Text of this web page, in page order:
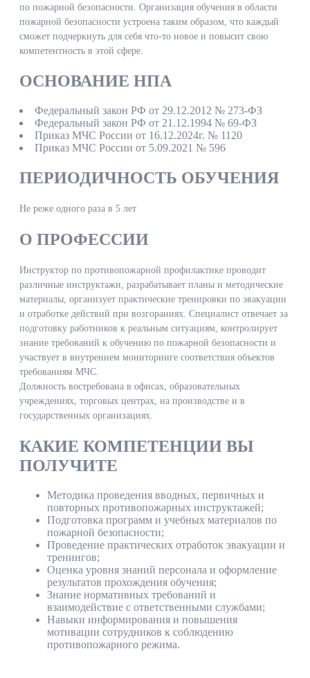
по пожарной безопасности. Организация обучения в области
пожарной безопасности устроена таким образом, что каждый
сможет подчеркнуть для себя что-то новое и повысит свою
компетентность в этой сфере.
ОСНОВАНИЕ НПА
Федеральный закон РФ от 29.12.2012 № 273-ФЗ
Федеральный закон РФ от 21.12.1994 № 69-ФЗ
Приказ МЧС России от 16.12.2024г. № 1120
Приказ МЧС России от 5.09.2021 № 596
ПЕРИОДИЧНОСТЬ ОБУЧЕНИЯ
Не реже одного раза в 5 лет
О ПРОФЕССИИ
Инструктор по противопожарной профилактике проводит
различные инструктажи, разрабатывает планы и методические
материалы, организует практические тренировки по эвакуации
и отработке действий при возгораниях. Специалист отвечает за
подготовку работников к реальным ситуациям, контролирует
знание требований к обучению по пожарной безопасности и
участвует в внутреннем мониторинге соответствия объектов
требованиям МЧС.
Должность востребована в офисах, образовательных
учреждениях, торговых центрах, на производстве и в
государственных организациях.
КАКИЕ КОМПЕТЕНЦИИ ВЫ
ПОЛУЧИТЕ
Методика проведения вводных, первичных и
повторных противопожарных инструктажей;
Подготовка программ и учебных материалов по
пожарной безопасности;
Проведение практических отработок эвакуации и
тренингов;
Оценка уровня знаний персонала и оформление
результатов прохождения обучения;
Знание нормативных требований и
взаимодействие с ответственными службами;
Навыки информирования и повышения
мотивации сотрудников к соблюдению
противопожарного режима.